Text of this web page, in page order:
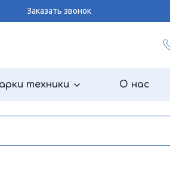
Заказать звонок
техники О нас